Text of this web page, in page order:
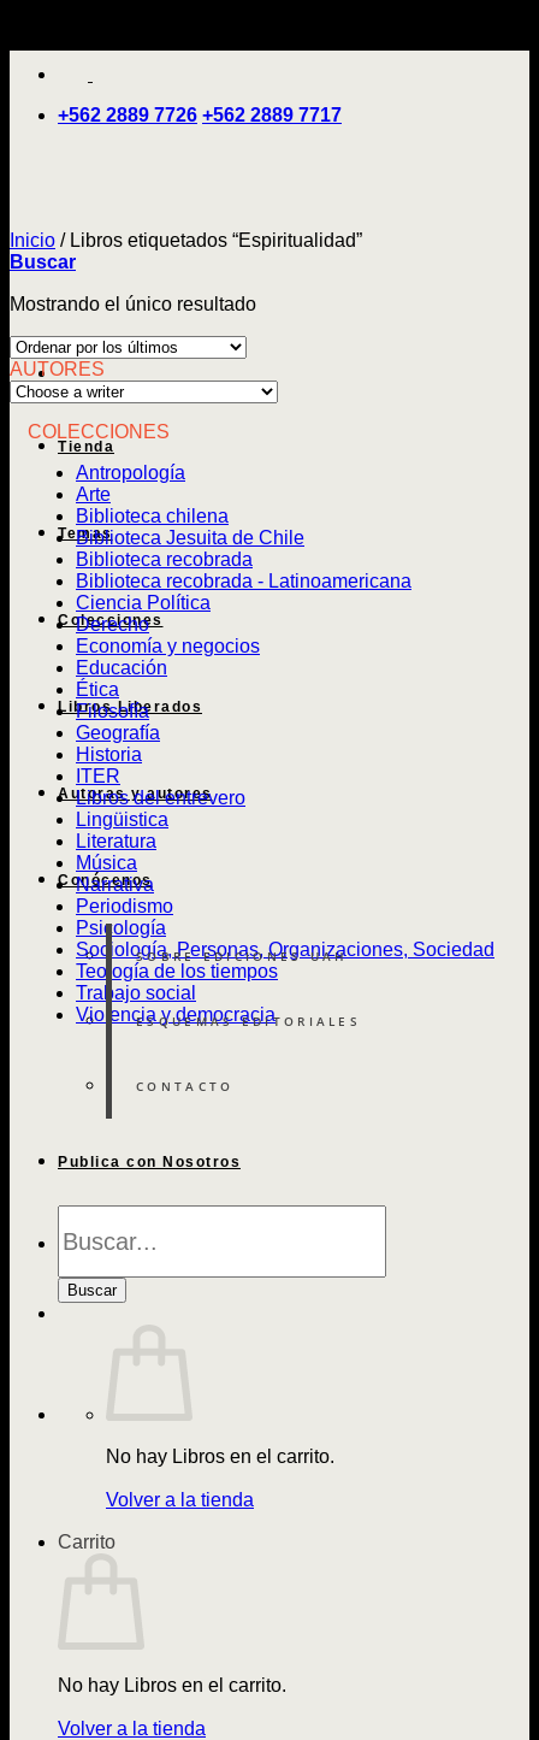
+562 2889 7726 +562 2889 7717
Tienda
Temas
Colecciones
Libros Liberados
Autoras y autores
Conócenos
SOBRE EDICIONES UAH
ESQUEMAS EDITORIALES
CONTACTO
Publica con Nosotros
de
Buscar
No hay Libros en el carrito.
Volver a la tienda
Carrito
No hay Libros en el carrito.
Volver a la tienda
Inicio /Libros etiquetados “Espiritualidad”
Buscar
Mostrando el único resultado
AUTORES
COLECCIONES
Antropología
Arte
Biblioteca chilena
Biblioteca Jesuita de Chile
Biblioteca recobrada
Biblioteca recobrada - Latinoamericana
Ciencia Política
Derecho
Economía y negocios
Educación
Ética
Filosofía
Geografía
Historia
ITER
Libros del entrevero
Lingüistica
Literatura
Música
Narrativa
Periodismo
Psicología
Sociología, Personas, Organizaciones, Sociedad
Teología de los tiempos
Trabajo social
Violencia y democracia